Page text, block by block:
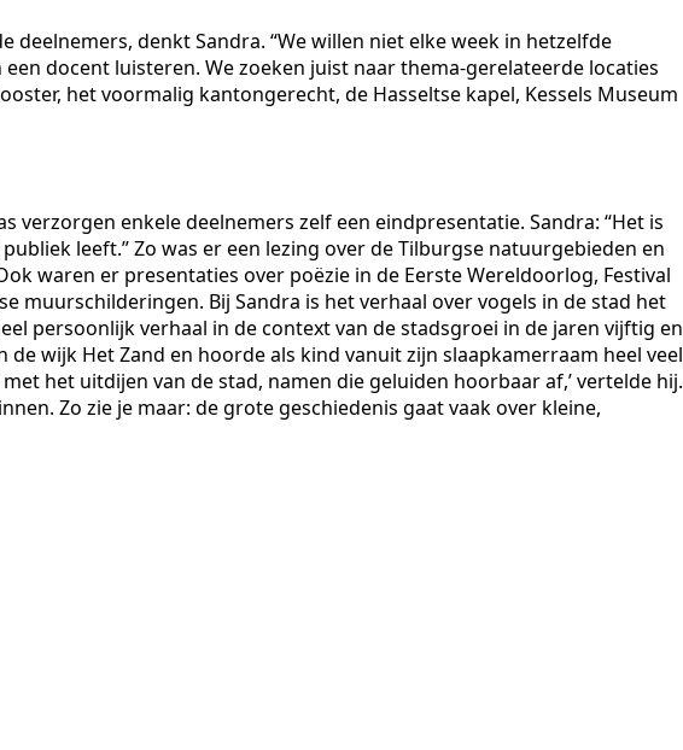
deelnemers, denkt Sandra. “We willen niet elke week in hetzelfde
docent luisteren. We zoeken juist naar thema-gerelateerde locaties
het voormalig kantongerecht, de Hasseltse kapel, Kessels Museum
verzorgen enkele deelnemers zelf een eindpresentatie. Sandra: “Het is
leeft.” Zo was er een lezing over de Tilburgse natuurgebieden en
waren er presentaties over poëzie in de Eerste Wereldoorlog, Festival
muurschilderingen. Bij Sandra is het verhaal over vogels in de stad het
persoonlijk verhaal in de context van de stadsgroei in de jaren vijftig en
de wijk Het Zand en hoorde als kind vanuit zijn slaapkamerraam heel veel
het uitdijen van de stad, namen die geluiden hoorbaar af,’ vertelde hij.
Zo zie je maar: de grote geschiedenis gaat vaak over kleine,